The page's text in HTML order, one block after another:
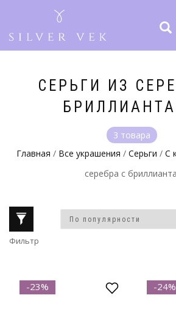
СЕРЬГИ ИЗ
3 товара
Главная / Все украшения / Серьги / С
серебра с
-23% -24%
Быстрый
Имя:*
Телефон: *
Я даю свое
Имя: *
Телефон: *